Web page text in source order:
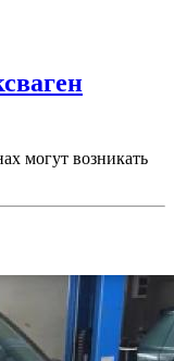
могут возникать